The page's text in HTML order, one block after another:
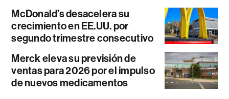
McDonald’s desacelera su
crecimiento en EE.UU. por
segundo trimestre consecutivo
Merck eleva su previsión de
ventas para 2026 por el impulso
de nuevos medicamentos